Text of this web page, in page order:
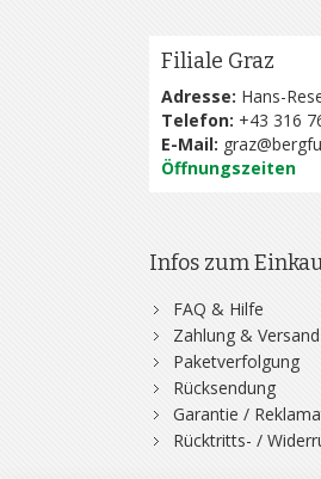
Filiale Graz
Adresse: Hans-
Telefon: +43 316
E-Mail:
Öffnungszeiten
Infos zum
FAQ & Hilfe
Zahlung & Versand
Paketverfolgung
Rücksendung
Garantie /
Rücktritts- /